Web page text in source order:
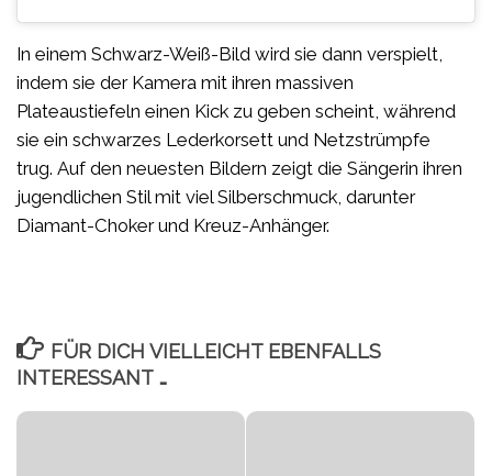
In einem Schwarz-Weiß-Bild wird sie dann verspielt,
indem sie der Kamera mit ihren massiven
Plateaustiefeln einen Kick zu geben scheint, während
sie ein schwarzes Lederkorsett und Netzstrümpfe
trug. Auf den neuesten Bildern zeigt die Sängerin ihren
jugendlichen Stil mit viel Silberschmuck, darunter
Diamant-Choker und Kreuz-Anhänger.
FÜR DICH VIELLEICHT EBENFALLS
INTERESSANT …